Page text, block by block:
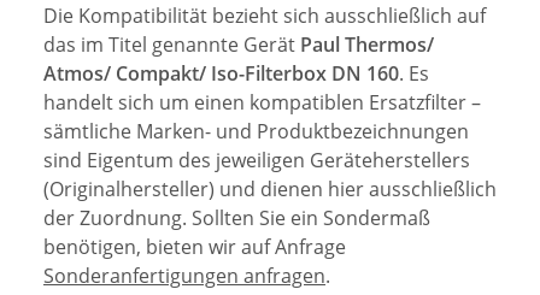
Die Kompatibilität bezieht sich ausschließlich auf
das im Titel genannte Gerät Paul Thermos/
Atmos/ Compakt/ Iso-Filterbox DN 160. Es
handelt sich um einen kompatiblen Ersatzfilter –
sämtliche Marken- und Produktbezeichnungen
sind Eigentum des jeweiligen Geräteherstellers
(Originalhersteller) und dienen hier ausschließlich
der Zuordnung. Sollten Sie ein Sondermaß
benötigen, bieten wir auf Anfrage
Sonderanfertigungen anfragen.